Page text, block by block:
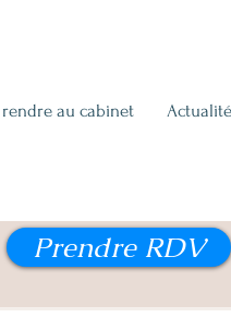
rendre au cabinet
Prendre RDV